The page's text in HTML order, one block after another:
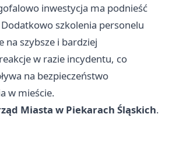
inwestycja ma podnieść
szkolenia personelu
na szybsze i bardziej
w razie incydentu, co
na bezpieczeństwo
w mieście.
Miasta w Piekarach Śląskich.